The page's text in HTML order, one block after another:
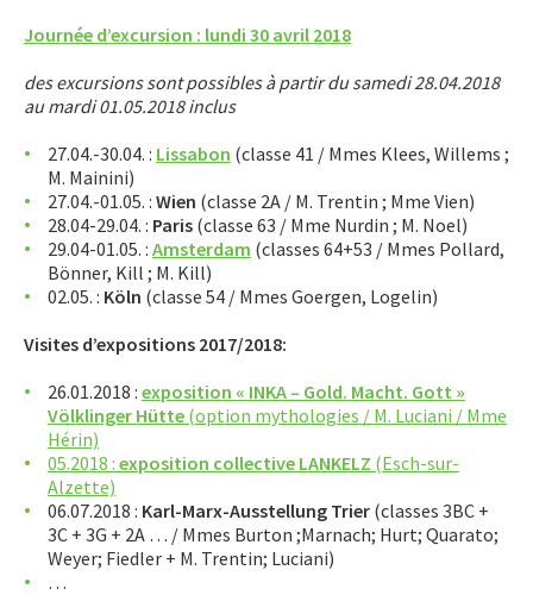
APPRENTISSAGE
APPLIS
Journée d’excursion : lundi 30 avril 2018
des excursions sont possibles à partir du samedi 28.04.2018
au mardi 01.05.2018 inclus
27.04.-30.04. : Lissabon (classe 41 / Mmes Klees, Willems ;
M. Mainini)
27.04.-01.05. : Wien (classe 2A / M. Trentin ; Mme Vien)
28.04-29.04. : Paris (classe 63 / Mme Nurdin ; M. Noel)
29.04-01.05. : Amsterdam (classes 64+53 / Mmes Pollard,
Bönner, Kill ; M. Kill)
02.05. : Köln (classe 54 / Mmes Goergen, Logelin)
Visites d’expositions 2017/2018:
26.01.2018 : exposition « INKA – Gold. Macht. Gott »
Völklinger Hütte (option mythologies / M. Luciani / Mme
Hérin)
05.2018 : exposition collective LANKELZ (Esch-sur-
Alzette)
06.07.2018 : Karl-Marx-Ausstellung Trier (classes 3BC +
3C + 3G + 2A … / Mmes Burton ;Marnach; Hurt; Quarato;
Weyer; Fiedler + M. Trentin; Luciani)
…